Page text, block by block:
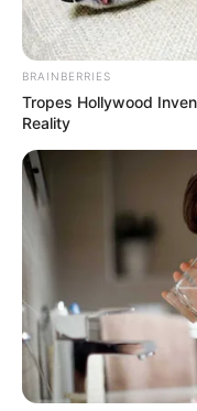
BRAINBERRIES
Tropes Hollywood
Reality